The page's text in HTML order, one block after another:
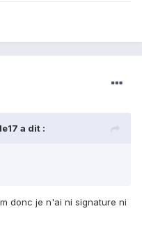
a dit :
donc je n'ai ni signature ni